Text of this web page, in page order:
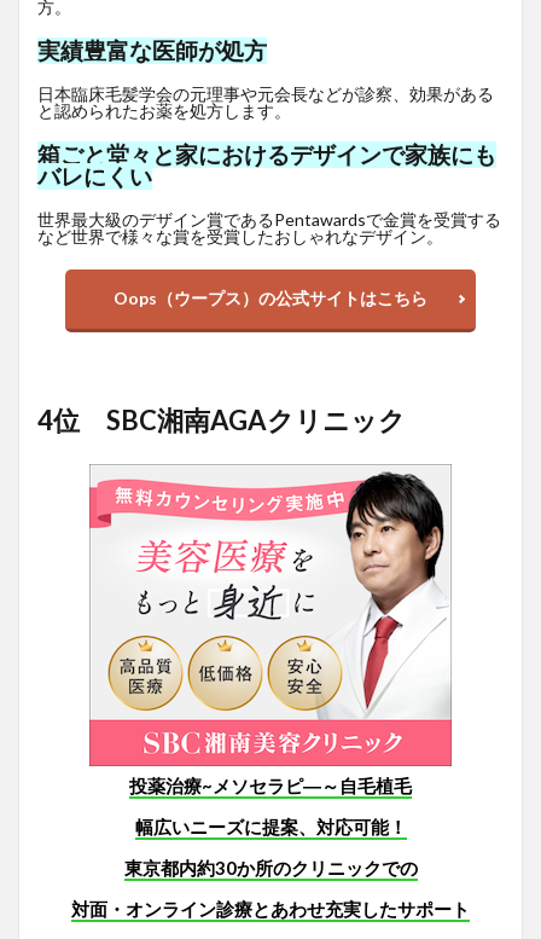
方。
実績豊富な医師が処方
日本臨床毛髪学会の元理事や元会長などが診察、効果がある
と認められたお薬を処方します。
箱ごと堂々と家におけるデザインで家族にも
バレにくい
世界最大級のデザイン賞であるPentawardsで金賞を受賞する
など世界で様々な賞を受賞したおしゃれなデザイン。
Oops（ウープス）の公式サイトはこちら
4位 SBC湘南AGAクリニック
投薬治療~メソセラピ―～自毛植毛
幅広いニーズに提案、対応可能！
東京都内約30か所のクリニックでの
対面・オンライン診療とあわせ充実したサポート